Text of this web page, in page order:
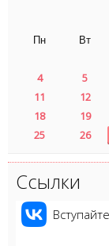
Пн Вт
4
5
11
12
18 19
25 26
Ссылки